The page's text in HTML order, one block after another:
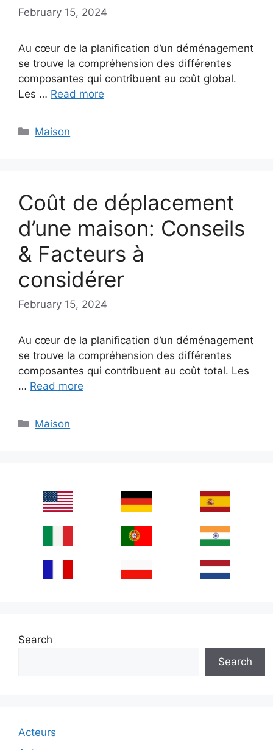
February 15, 2024
Au cœur de la planification d’un déménagement
se trouve la compréhension des différentes
composantes qui contribuent au coût global.
Les … Read more
Categories
Maison
Coût de déplacement
d’une maison: Conseils
& Facteurs à
considérer
February 15, 2024
Au cœur de la planification d’un déménagement
se trouve la compréhension des différentes
composantes qui contribuent au coût total. Les
… Read more
Categories
Maison
Search
Search
Acteurs